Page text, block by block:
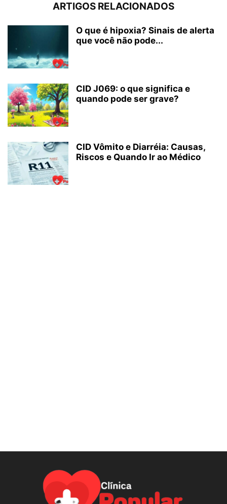
ARTIGOS RELACIONADOS
O que é hipoxia? Sinais de alerta
que você não pode...
CID J069: o que significa e
quando pode ser grave?
CID Vômito e Diarréia: Causas,
Riscos e Quando Ir ao Médico